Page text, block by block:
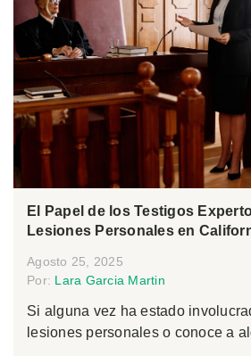
El Papel de los Testigos
Lesiones Personales en
Agosto 25, 2025
Por: Lara Garcia Martin
Si alguna vez ha estado
lesiones personales o conoce a